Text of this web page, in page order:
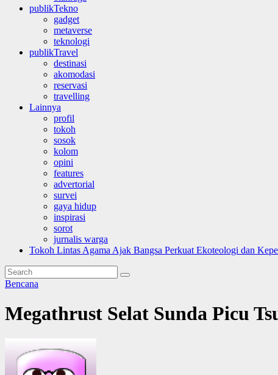
publikTekno
gadget
metaverse
teknologi
publikTravel
destinasi
akomodasi
reservasi
travelling
Lainnya
profil
tokoh
sosok
kolom
opini
features
advertorial
survei
gaya hidup
inspirasi
sorot
jurnalis warga
Tokoh Lintas Agama Ajak Bangsa Perkuat Ekoteologi dan
Bencana
Megathrust Selat Sunda Picu